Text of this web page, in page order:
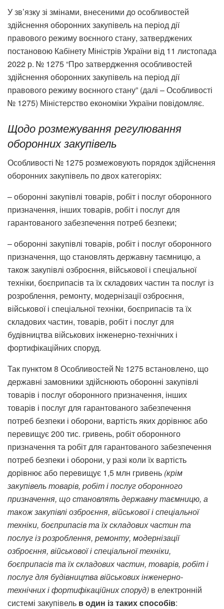
У зв’язку зі змінами, внесеними до особливостей
здійснення оборонних закупівель на період дії
правового режиму воєнного стану, затверджених
постановою Кабінету Міністрів України від 11 листопада
2022 р. № 1275 “Про затвердження особливостей
здійснення оборонних закупівель на період дії
правового режиму воєнного стану” (далі – Особливості
№ 1275) Міністерство економіки України повідомляє.
Щодо розмежування регулювання
оборонних закупівель
Особливості № 1275 розмежовують порядок здійснення
оборонних закупівель по двох категоріях:
– оборонні закупівлі товарів, робіт і послуг оборонного
призначення, інших товарів, робіт і послуг для
гарантованого забезпечення потреб безпеки;
– оборонні закупівлі товарів, робіт і послуг оборонного
призначення, що становлять державну таємницю, а
також закупівлі озброєння, військової і спеціальної
техніки, боєприпасів та їх складових частин та послуг із
розроблення, ремонту, модернізації озброєння,
військової і спеціальної техніки, боєприпасів та їх
складових частин, товарів, робіт і послуг для
будівництва військових інженерно-технічних і
фортифікаційних споруд.
Так пунктом 8 Особливостей № 1275 встановлено, що
державні замовники здійснюють оборонні закупівлі
товарів і послуг оборонного призначення, інших
товарів і послуг для гарантованого забезпечення
потреб безпеки і оборони, вартість яких дорівнює або
перевищує 200 тис. гривень, робіт оборонного
призначення та робіт для гарантованого забезпечення
потреб безпеки і оборони, у разі коли їх вартість
дорівнює або перевищує 1,5 млн гривень (крім
закупівель товарів, робіт і послуг оборонного
призначення, що становлять державну таємницю, а
також закупівлі озброєння, військової і спеціальної
техніки, боєприпасів та їх складових частин та
послуг із розроблення, ремонту, модернізації
озброєння, військової і спеціальної техніки,
боєприпасів та їх складових частин, товарів, робіт і
послуг для будівництва військових інженерно-
технічних і фортифікаційних споруд) в електронній
системі закупівель в один із таких способів: